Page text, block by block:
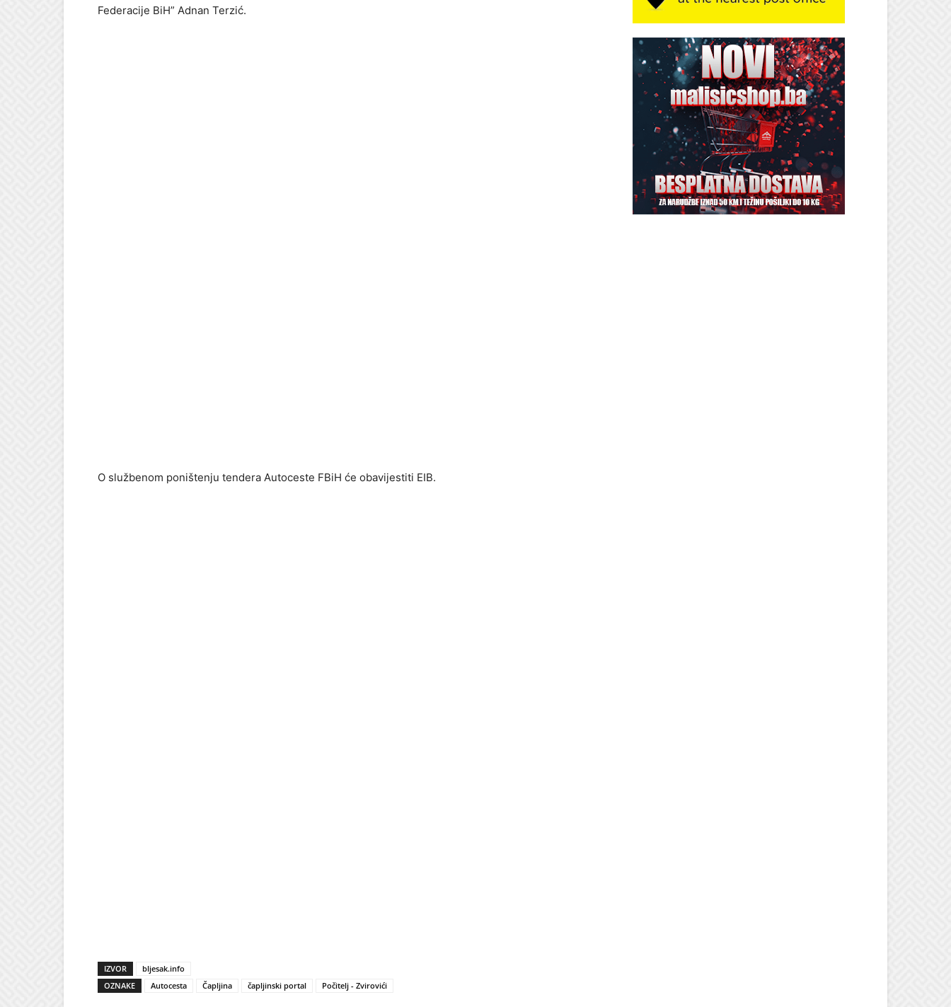
Federacije BiH” Adnan Terzić.
O službenom poništenju tendera Autoceste FBiH će obavijestiti EIB.
IZVOR
bljesak.info
OZNAKE
Autocesta Čapljina čapljinski portal Počitelj - Zvirovići